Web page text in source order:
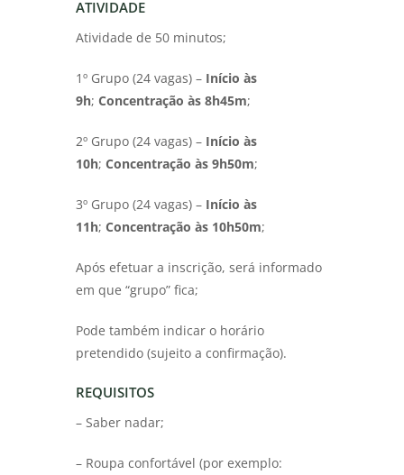
ATIVIDADE
Atividade de 50 minutos;
1º Grupo (24 vagas) – Início às
9h; Concentração às 8h45m;
2º Grupo (24 vagas) – Início às
10h; Concentração às 9h50m;
3º Grupo (24 vagas) – Início às
11h; Concentração às 10h50m;
Após efetuar a inscrição, será informado
em que “grupo” fica;
Pode também indicar o horário
pretendido (sujeito a confirmação).
REQUISITOS
– Saber nadar;
– Roupa confortável (por exemplo: